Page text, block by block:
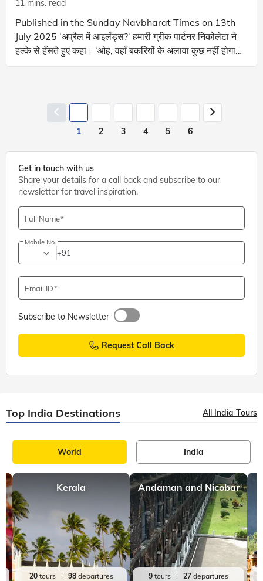
11 mins. read
Published in the Sunday Navbharat Times on 13th
July 2025 ‌‘अप्रैल में आइलँड्स?‌‘ हमारी ग्रीक पार्टनर निकोलेटा ने
हल्के से हँसते हुए कहा। ‌‘ओह, वहाँ बकरियों के अलावा कुछ नहीं होगा!‌‘
उसने आँख मारते
1 2 3 4 5 6
Get in touch with us
Share your details for a call back and subscribe to our
newsletter for travel inspiration.
Full Name
Mobile No.
+91
Email ID
Subscribe to Newsletter
Request Call Back
Top India Destinations All India Tours
World India
Kerala
20tours 98departures
Andaman and Nicobar
9 tours 27 departures